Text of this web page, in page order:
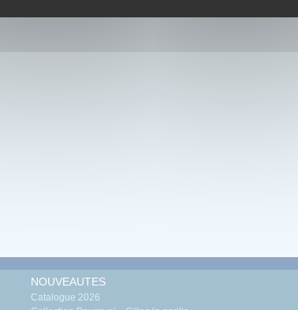
NOUVEAUTES
Catalogue 2026